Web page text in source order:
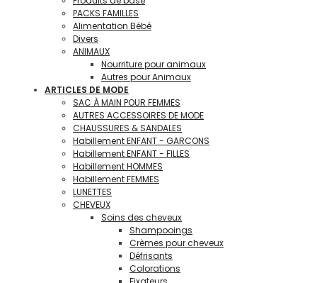
PACKS FAMILLES
Alimentation Bébé
Divers
ANIMAUX
Nourriture pour animaux
Autres pour Animaux
ARTICLES DE MODE
SAC À MAIN POUR FEMMES
AUTRES ACCESSOIRES DE MODE
CHAUSSURES & SANDALES
Habillement ENFANT - GARCONS
Habillement ENFANT - FILLES
Habillement HOMMES
Habillement FEMMES
LUNETTES
CHEVEUX
Soins des cheveux
Shampooings
Crèmes pour cheveux
Défrisants
Colorations